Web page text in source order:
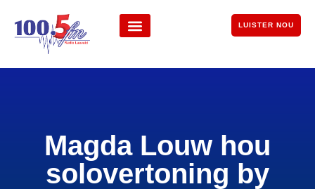
LUISTER NOU
Magda Louw hou
solovertoning by